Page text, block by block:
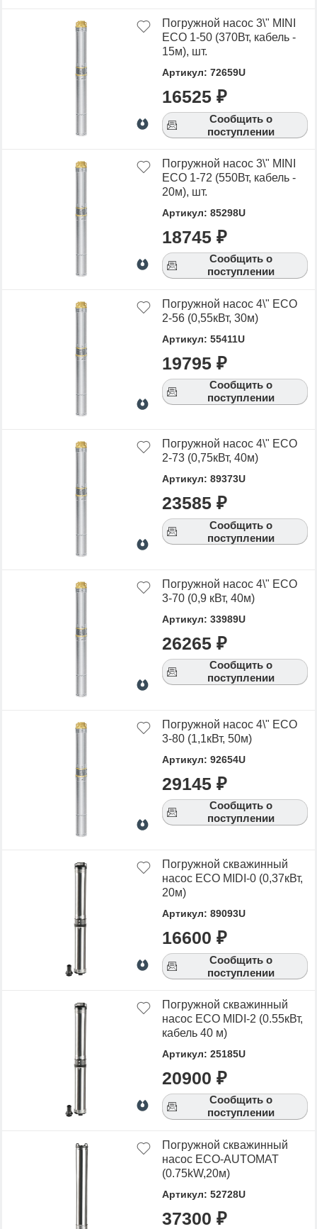
Погружной насос 3\" MINI
ECO 1-50 (370Вт, кабель -
15м), шт.
Артикул: 72659U
16525 ₽
Сообщить о
поступлении
Погружной насос 3\" MINI
ECO 1-72 (550Вт, кабель -
20м), шт.
Артикул: 85298U
18745 ₽
Сообщить о
поступлении
Погружной насос 4\" ECO
2-56 (0,55кВт, 30м)
Артикул: 55411U
19795 ₽
Сообщить о
поступлении
Погружной насос 4\" ECO
2-73 (0,75кВт, 40м)
Артикул: 89373U
23585 ₽
Сообщить о
поступлении
Погружной насос 4\" ECO
3-70 (0,9 кВт, 40м)
Артикул: 33989U
26265 ₽
Сообщить о
поступлении
Погружной насос 4\" ECO
3-80 (1,1кВт, 50м)
Артикул: 92654U
29145 ₽
Сообщить о
поступлении
Погружной скважинный
насос ECO MIDI-0 (0,37кВт,
20м)
Артикул: 89093U
16600 ₽
Сообщить о
поступлении
Погружной скважинный
насос ECO MIDI-2 (0.55кВт,
кабель 40 м)
Артикул: 25185U
20900 ₽
Сообщить о
поступлении
Погружной скважинный
насос ECO-AUTOMAT
(0.75kW,20м)
Артикул: 52728U
37300 ₽